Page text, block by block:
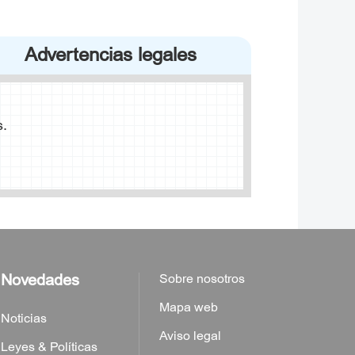
Chaoyang del Buró Municipal de
Advertencias legales
Novedades
Noticias
Leyes & Políticas
Sobre nosotros
Mapa web
Aviso legal